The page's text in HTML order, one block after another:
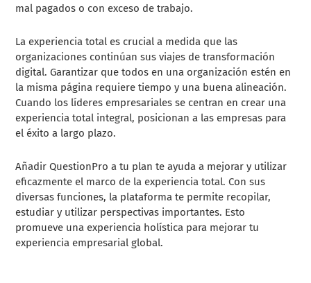
mal pagados o con exceso de trabajo.
La experiencia total es crucial a medida que las
organizaciones continúan sus viajes de transformación
digital. Garantizar que todos en una organización estén en
la misma página requiere tiempo y una buena alineación.
Cuando los líderes empresariales se centran en crear una
experiencia total integral, posicionan a las empresas para
el éxito a largo plazo.
Añadir QuestionPro a tu plan te ayuda a mejorar y utilizar
eficazmente el marco de la experiencia total. Con sus
diversas funciones, la plataforma te permite recopilar,
estudiar y utilizar perspectivas importantes. Esto
promueve una experiencia holística para mejorar tu
experiencia empresarial global.